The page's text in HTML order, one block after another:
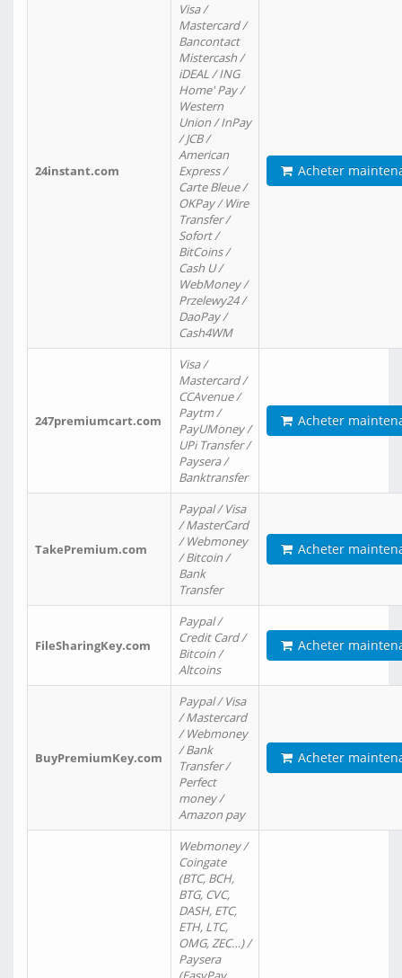
24instant.com
Visa /
Mastercard /
Bancontact
Mistercash /
iDEAL / ING
Home' Pay /
Western
Union / InPay
/ JCB /
American
Express /
Carte Bleue /
OKPay / Wire
Transfer /
Sofort /
BitCoins /
Cash U /
WebMoney /
Przelewy24 /
DaoPay /
Cash4WM
Acheter
247premiumcart.com
Visa /
Mastercard /
CCAvenue /
Paytm /
PayUMoney /
UPi Transfer /
Paysera /
Banktransfer
Acheter
TakePremium.com
Paypal / Visa
/ MasterCard
/ Webmoney
/ Bitcoin /
Bank
Transfer
Acheter
FileSharingKey.com
Paypal /
Credit Card /
Bitcoin /
Altcoins
Acheter
BuyPremiumKey.com
Paypal / Visa
/ Mastercard
/ Webmoney
/ Bank
Transfer /
Perfect
money /
Amazon pay
Acheter
Webmoney /
Coingate
(BTC, BCH,
BTG, CVC,
DASH, ETC,
ETH, LTC,
OMG, ZEC…) /
Paysera